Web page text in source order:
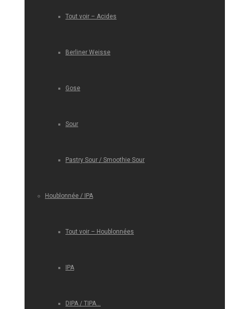
Tout voir – Acides
Berliner Weisse
Gose
Sour
Pastry Sour / Smoothie Sour
Houblonnée / IPA
Tout voir – Houblonnées
IPA
DIPA / TIPA…